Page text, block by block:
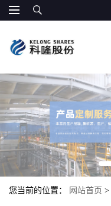
您当前的位置： 网站首页 >